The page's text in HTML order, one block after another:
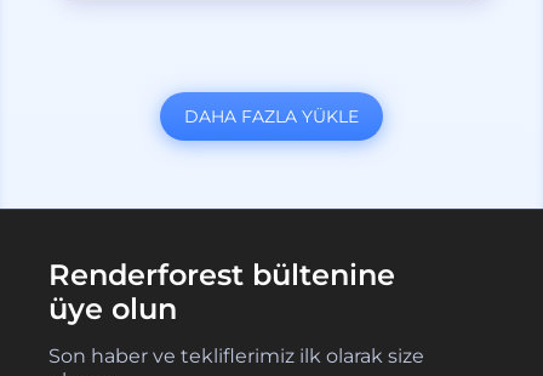
DAHA FAZLA YÜKLE
Renderforest bültenine
üye olun
Son haber ve tekliflerimiz ilk olarak size